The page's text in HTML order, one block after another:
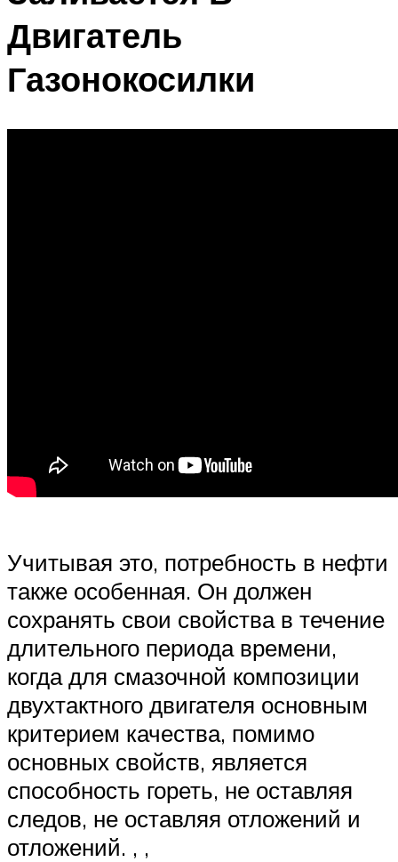
Двигатель
Газонокосилки
Учитывая это, потребность в нефти
также особенная. Он должен
сохранять свои свойства в течение
длительного периода времени,
когда для смазочной композиции
двухтактного двигателя основным
критерием качества, помимо
основных свойств, является
способность гореть, не оставляя
следов, не оставляя отложений и
отложений. , ,